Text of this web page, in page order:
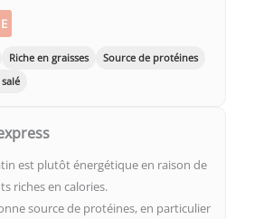
E
Riche en graisses
Source de protéines
est plutôt énergétique en raison de
riches en calories.
source de protéines, en particulier